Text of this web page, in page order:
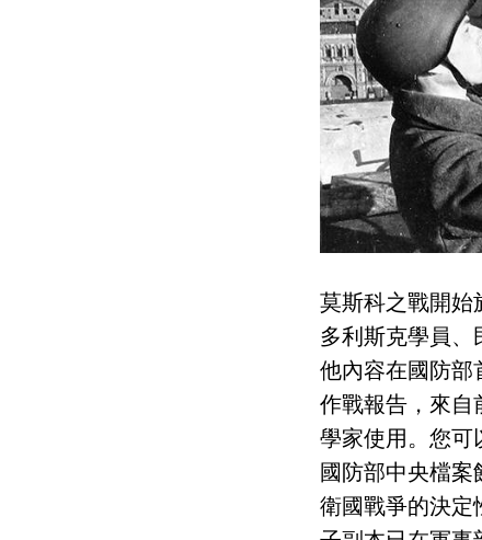
莫斯科之戰開始
多利斯克學員
他內容在國防部
作戰報告，來自
學家使用。您可
國防部中央檔案
衛國戰爭的決定